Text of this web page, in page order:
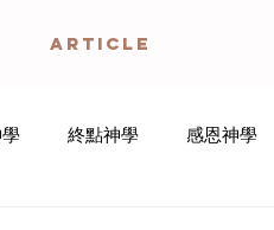
ARTICLE
終點神學 感恩神學